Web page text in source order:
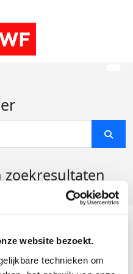
website bezoekt.
technieken om
zoekresultaten